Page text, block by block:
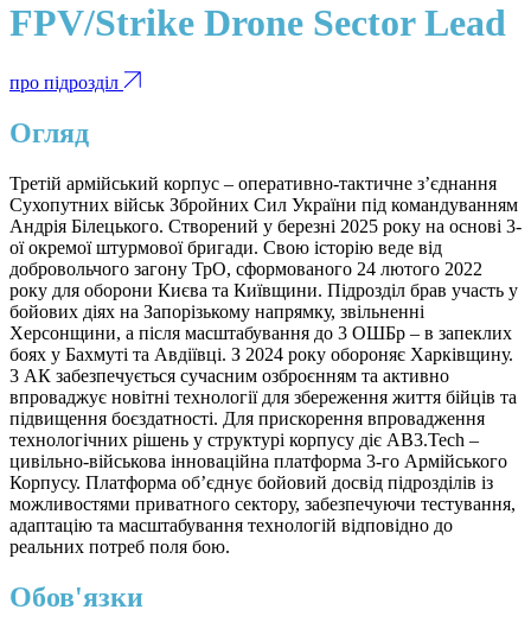
FPV/Strike Drone Sector Lead
про підрозділ
Огляд
Третій армійський корпус – оперативно-тактичне з’єднання
Сухопутних військ Збройних Сил України під командуванням
Андрія Білецького. Створений у березні 2025 року на основі 3-
ої окремої штурмової бригади. Свою історію веде від
добровольчого загону ТрО, сформованого 24 лютого 2022
року для оборони Києва та Київщини. Підрозділ брав участь у
бойових діях на Запорізькому напрямку, звільненні
Херсонщини, а після масштабування до 3 ОШБр – в запеклих
боях у Бахмуті та Авдіївці. З 2024 року обороняє Харківщину.
3 АК забезпечується сучасним озброєнням та активно
впроваджує новітні технології для збереження життя бійців та
підвищення боєздатності. Для прискорення впровадження
технологічних рішень у структурі корпусу діє AB3.Tech –
цивільно-військова інноваційна платформа 3-го Армійського
Корпусу. Платформа об’єднує бойовий досвід підрозділів із
можливостями приватного сектору, забезпечуючи тестування,
адаптацію та масштабування технологій відповідно до
реальних потреб поля бою.
Обов'язки